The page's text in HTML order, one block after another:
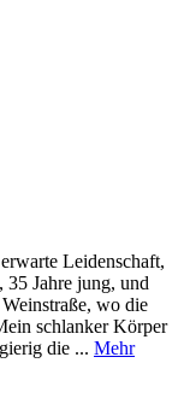
Leidenschaft,
Jahre jung, und
wo die
schlanker Körper
die ... Mehr